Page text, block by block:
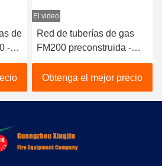
de
-
El video
Red de tuberías de gas
FM200 preconstruida -
Sistema de gas inerte
fiable para centrales
eléctricas
Obtenga el mejor precio